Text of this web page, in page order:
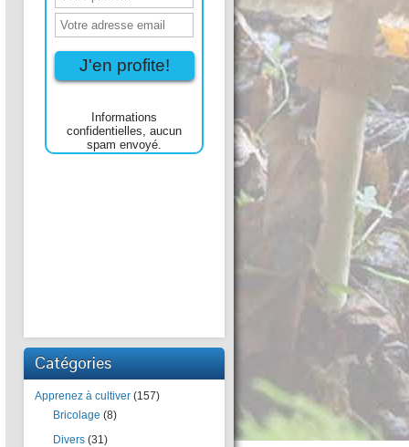
Catégories
Apprenez à cultiver (157)
Bricolage (8)
Divers (31)